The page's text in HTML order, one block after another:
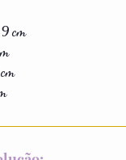
cm